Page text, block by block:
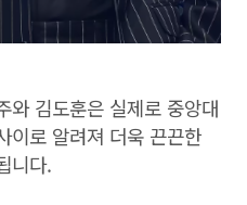
와 김도훈은 실제로 중앙대
이로 알려져 더욱 끈끈한
니다.